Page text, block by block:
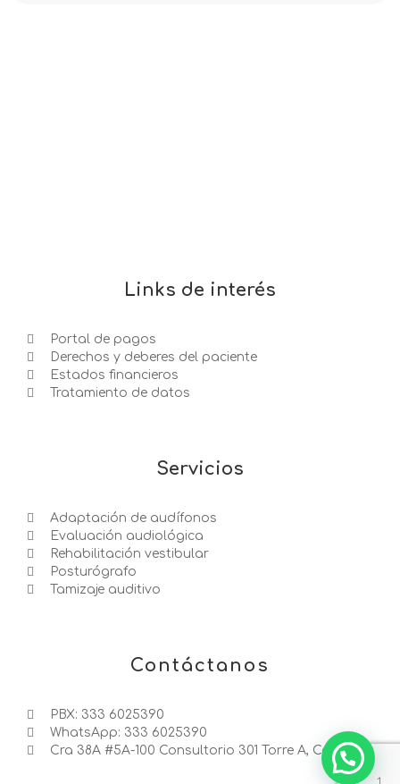
Links de interés
Portal de pagos
Derechos y deberes del paciente
Estados financieros
Tratamiento de datos
Servicios
Adaptación de audífonos
Evaluación audiológica
Rehabilitación vestibular
Posturógrafo
Tamizaje auditivo
Contáctanos
PBX: 333 6025390
WhatsApp: 333 6025390
Cra 38A #5A-100 Consultorio 301 Torre A, Cali
1